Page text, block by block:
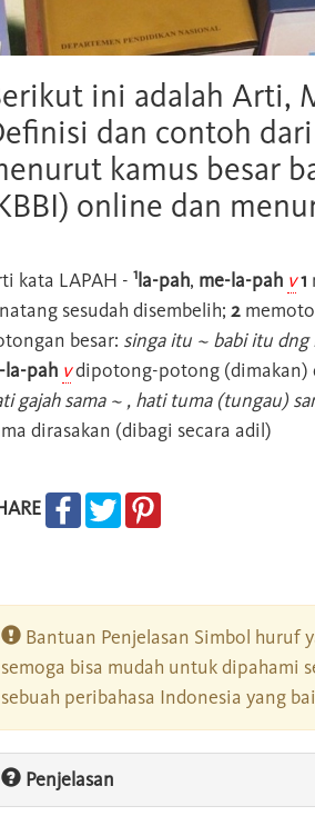
ini adalah Arti,
dan contoh
kamus besar
online dan
kata LAPAH - 1la-pah, me-la-pah v1
sesudah disembelih; 2
besar: singa itu ~ babi itu dng
la-pah vdipotong-potong (dimakan)
gajah sama ~ , hati tuma (tungau)
dirasakan (dibagi secara adil)
Bantuan Penjelasan Simbol huruf
semoga bisa mudah untuk dipahami
sebuah peribahasa Indonesia yang
Penjelasan